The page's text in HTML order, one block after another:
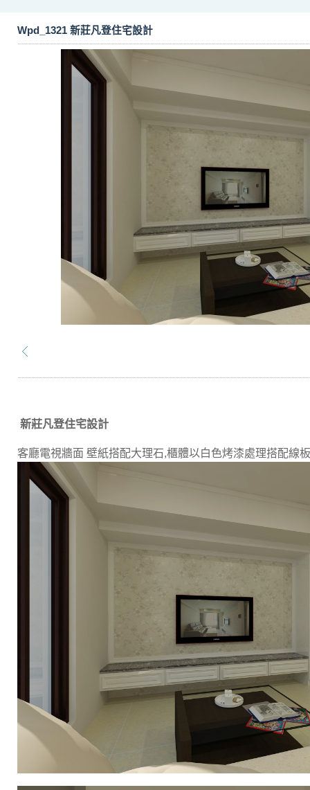
Wpd_1321 新莊凡登住宅設計
新莊凡登住宅設計
客廳電視牆面 壁紙搭配大理石,櫃體以白色烤漆處理搭配線板